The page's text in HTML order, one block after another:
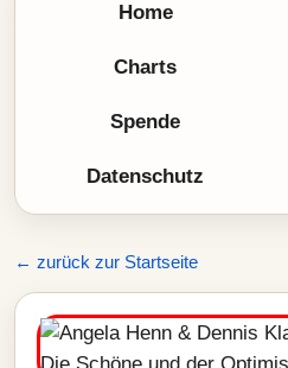
Home
Charts
Spende
Datenschutz
← zurück zur Startseite